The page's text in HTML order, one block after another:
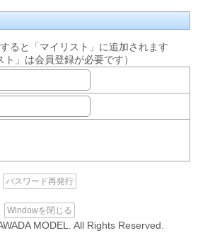
ると「マイリスト」に追加されます
ト」は会員登録が必要です）
パスワード再発行
Windowを閉じる
MODEL. All Rights Reserved.